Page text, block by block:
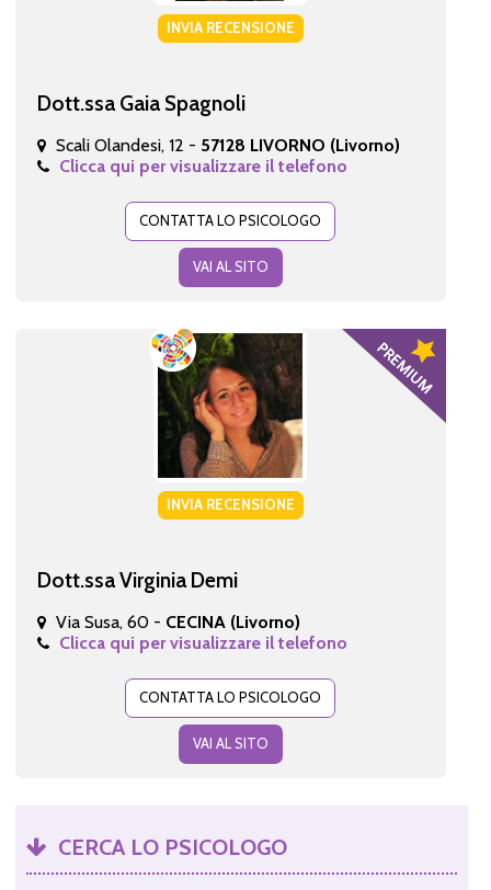
INVIA RECENSIONE
Dott.ssa Gaia Spagnoli
Scali Olandesi, 12 - 57128 LIVORNO (Livorno)
Clicca qui per visualizzare il telefono
CONTATTA LO PSICOLOGO
VAI AL SITO
INVIA RECENSIONE
Dott.ssa Virginia Demi
Via Susa, 60 - CECINA (Livorno)
Clicca qui per visualizzare il telefono
CONTATTA LO PSICOLOGO
VAI AL SITO
CERCA LO PSICOLOGO